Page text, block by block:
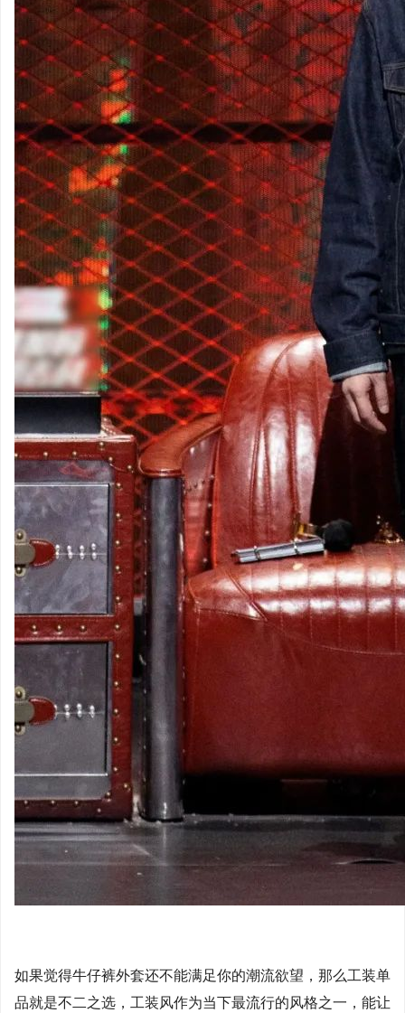
如果觉得牛仔裤外套还不能满足你的潮流欲望，那么工装单
品就是不二之选，工装风作为当下最流行的风格之一，能让